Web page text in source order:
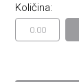
Količina: